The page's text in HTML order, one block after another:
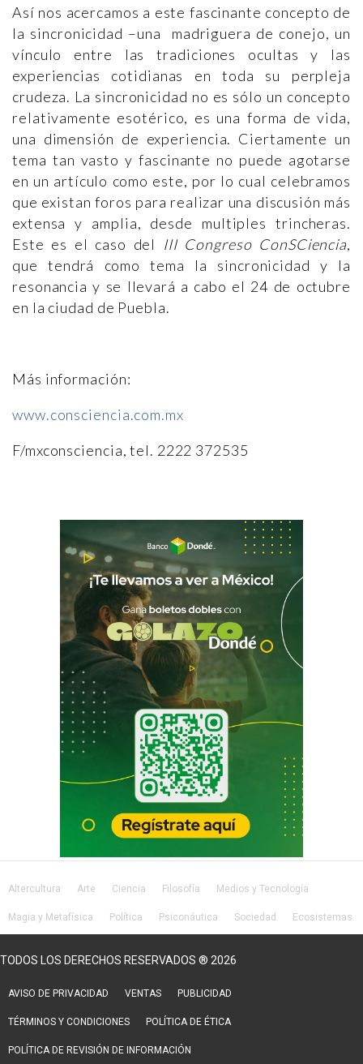
Así nos acercamos a este fascinante concepto de
la sincronicidad –una madriguera de conejo, un
vínculo entre las tradiciones ocultas y las
experiencias cotidianas en toda su perpleja
crudeza. La sincronicidad no es sólo un concepto
relativamente esotérico, es una forma de vida,
una dimensión de experiencia. Ciertamente un
tema tan vasto y fascinante no puede agotarse
en un artículo como este, por lo cual celebramos
que existan foros para realizar una discusión más
extensa y amplia, desde multiples trincheras.
Este es el caso del III Congreso ConSCiencia,
que tendrá como tema la sincronicidad y la
resonancia y se llevará a cabo el 24 de octubre
en la ciudad de Puebla.
Más información:
www.consciencia.com.mx
F/mxconsciencia, tel. 2222 372535
Altercultura Arte Ciencia Filosofía Medios y Tecnología
Magia y Metafísica Política Psiconáutica Sociedad Ecosistemas
TODOS LOS DERECHOS RESERVADOS ® 2026
AVISO DE PRIVACIDAD VENTAS PUBLICIDAD
TÉRMINOS Y CONDICIONES POLÍTICA DE ÉTICA
POLÍTICA DE REVISIÓN DE INFORMACIÓN